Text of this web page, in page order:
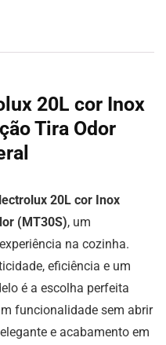
20L cor Inox
Tira Odor
20L cor Inox
(MT30S), um
na cozinha.
eficiência e um
é a escolha perfeita
funcionalidade sem abrir
e acabamento em